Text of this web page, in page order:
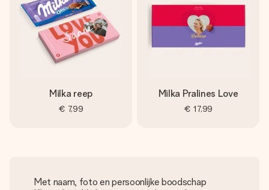
Milka reep
€ 7,99
Milka Pralines Love
€ 17,99
Met naam, foto en persoonlijke boodschap